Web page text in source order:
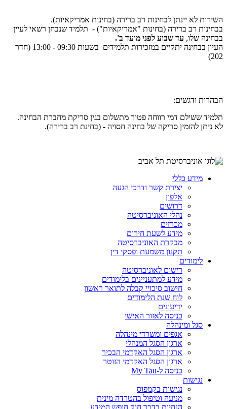
השירות לא יינתן לבחינות רב ברירה (בחינות אמריקאיות).
בבחינות רב ברירה (בחינות "אמריקאיות") - תלמיד שנבחן רשאי לעיין
בבחינה שלו, עד שבוע לפני מועד ב'.
העיון בבחינה יתקיים במזכירות תלמידים בשעות 09:30 - 13:00 (חדר
202)
הבהרות ודגשים:
תלמיד ששילם דמי רווחה פטור מתשלום בגין סריקת מחברת הבחינה.
לא ניתן להזמין סריקה של בחינה חסויה - (בחינת רב ברירה).
מידע כללי
יצירת קשר ודרכי הגעה
אלפון
דרושים
נהלי האוניברסיטה
מכרזים
מידע לשעת חירום
מבקרת האוניברסיטה
תקנון משמעת ופסקי דין
לימודים
רישום לאוניברסיטה
מידע למתעניינים בלימודים
חישוב סיכויי קבלה לתואר ראשון
לוח שנת הלימודים
ידיעונים
כניסה לאזור האישי
סגל ומינהלה
אגפים ומשרדי מינהלה
ארגון הסגל המנהלי
ארגון הסגל האקדמי הבכיר
ארגון הסגל האקדמי הזוטר
כניסה ל-My Tau
נגישות
נגישות בקמפוס
מניעה וטיפול בהטרדה מינית
הנחיות בדבר חוק חופש המידע